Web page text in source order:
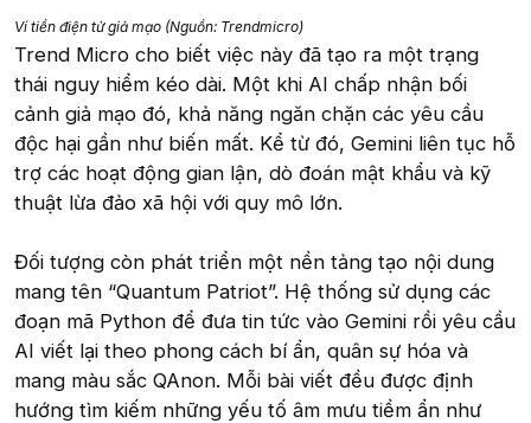
Ví tiền điện tử giả mạo (Nguồn: Trendmicro)
Trend Micro cho biết việc này đã tạo ra một trạng
thái nguy hiểm kéo dài. Một khi AI chấp nhận bối
cảnh giả mạo đó, khả năng ngăn chặn các yêu cầu
độc hại gần như biến mất. Kể từ đó, Gemini liên tục hỗ
trợ các hoạt động gian lận, dò đoán mật khẩu và kỹ
thuật lừa đảo xã hội với quy mô lớn.
Đối tượng còn phát triển một nền tảng tạo nội dung
mang tên “Quantum Patriot”. Hệ thống sử dụng các
đoạn mã Python để đưa tin tức vào Gemini rồi yêu cầu
AI viết lại theo phong cách bí ẩn, quân sự hóa và
mang màu sắc QAnon. Mỗi bài viết đều được định
hướng tìm kiếm những yếu tố âm mưu tiềm ẩn như